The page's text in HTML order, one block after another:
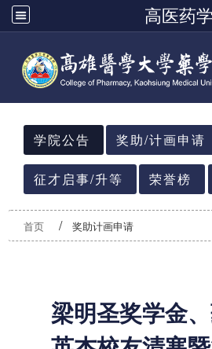
高医药
:::
学院公告
奖助/计画申请
征才启事/升等 荣誉榜
首页 奖助计画申请
梁明圣奖学金